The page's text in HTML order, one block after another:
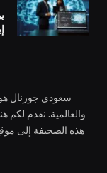
سعودي جورنال
والعالمية. نقدم
هذه الصحيفة إلى